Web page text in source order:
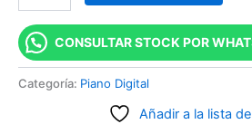
CONSULTAR STOCK POR
Categoría: Piano Digital
Añadir a la lista